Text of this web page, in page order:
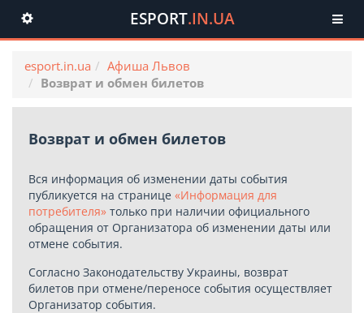
Toggle
navigation
ESPORT.IN.UA
esport.in.ua
Афиша Львов
Возврат и обмен билетов
Возврат и обмен билетов
Вся информация об изменении даты события
публикуется на странице «Информация для
потребителя» только при наличии официального
обращения от Организатора об изменении даты или
отмене события.
Согласно Законодательству Украины, возврат
билетов при отмене/переносе события осуществляет
Организатор события.